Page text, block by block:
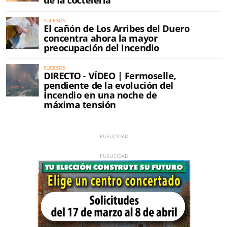
SUCESOS
El cañón de Los Arribes del Duero
concentra ahora la mayor
preocupación del incendio
SUCESOS
DIRECTO - VÍDEO | Fermoselle,
pendiente de la evolución del
incendio en una noche de
máxima tensión